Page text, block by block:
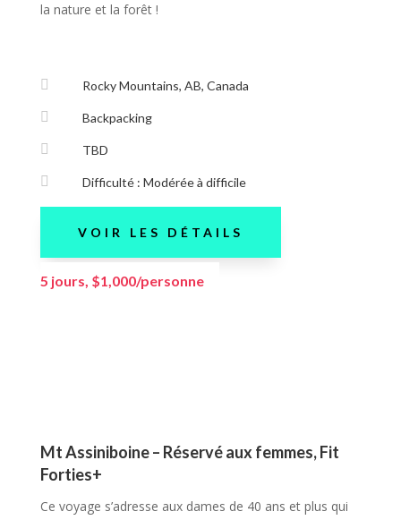
la nature et la forêt !
 Rocky Mountains, AB, Canada
 Backpacking
 TBD
 Difficulté : Modérée à difficile
VOIR LES DÉTAILS
5 jours, $1,000/personne
Mt Assiniboine – Réservé aux femmes, Fit
Forties+
Ce voyage s’adresse aux dames de 40 ans et plus qui